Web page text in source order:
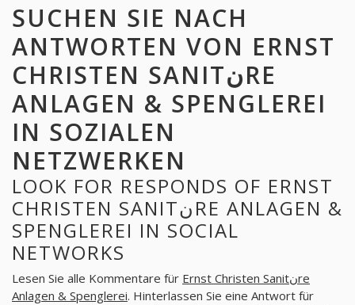
SUCHEN SIE NACH
ANTWORTEN VON ERNST
CHRISTEN SANITنRE
ANLAGEN & SPENGLEREI
IN SOZIALEN
NETZWERKEN
LOOK FOR RESPONDS OF ERNST
CHRISTEN SANITنRE ANLAGEN &
SPENGLEREI IN SOCIAL
NETWORKS
Lesen Sie alle Kommentare für Ernst Christen Sanitنre
Anlagen & Spenglerei. Hinterlassen Sie eine Antwort für